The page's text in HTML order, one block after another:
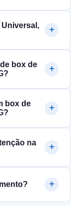
box de
box de
na